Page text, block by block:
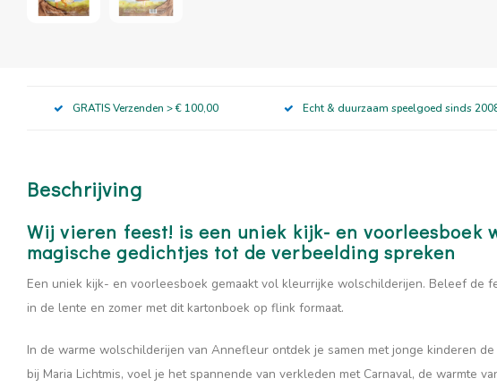
GRATIS Verzenden > € 100,00 Echt & duurzaam speelgoed sinds
Beschrijving
Wij vieren feest! is een uniek kijk- en voorleesboek
magische gedichtjes tot de verbeelding spreken
Een uniek kijk- en voorleesboek gemaakt vol kleurrijke wolschilderijen. Beleef de
in de lente en zomer met dit kartonboek op flink formaat.
In de warme wolschilderijen van Annefleur ontdek je samen met jonge kinderen
bij Maria Lichtmis, voel je het spannende van verkleden met Carnaval, de warmte